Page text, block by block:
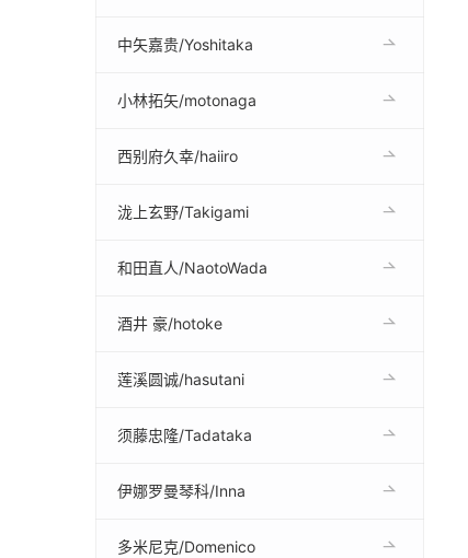
中矢嘉贵/Yoshitaka
小林拓矢/motonaga
西别府久幸/haiiro
泷上玄野/Takigami
和田直人/NaotoWada
酒井 豪/hotoke
莲溪圆诚/hasutani
须藤忠隆/Tadataka
伊娜罗曼琴科/Inna
多米尼克/Domenico